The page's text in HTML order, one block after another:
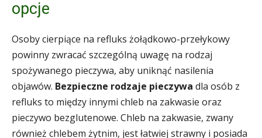
opcje
Osoby cierpiące na refluks żołądkowo-przełykowy
powinny zwracać szczególną uwagę na rodzaj
spożywanego pieczywa, aby uniknąć nasilenia
objawów. Bezpieczne rodzaje pieczywa dla osób z
refluks to między innymi chleb na zakwasie oraz
pieczywo bezglutenowe. Chleb na zakwasie, zwany
również chlebem żytnim, jest łatwiej strawny i posiada